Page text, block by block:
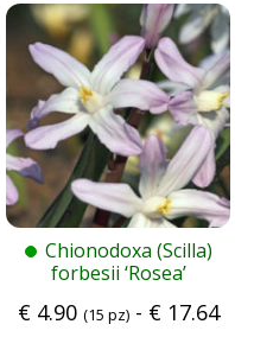
Chionodoxa (Scilla)
forbesii ‘Rosea’
€4.90 (15 pz)- €17.64